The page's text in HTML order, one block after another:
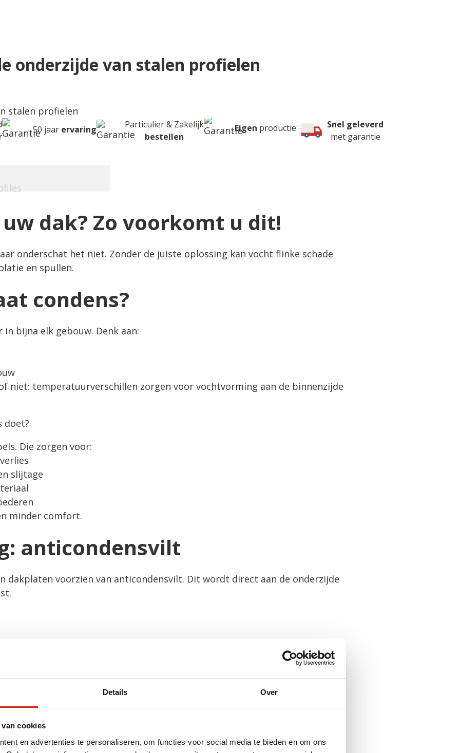
Details Over
cookies
en advertenties te personaliseren, om functies voor social media te bieden en om ons
onderzijde van stalen profielen
stalen profielen
50 jaar ervaring
Particulier & Zakelijk
bestellen
Eigen productie
Snel geleverd
met garantie
dak? Zo voorkomt u dit!
onderschat het niet. Zonder de juiste oplossing kan vocht flinke schade
en spullen.
condens?
bijna elk gebouw. Denk aan:
niet: temperatuurverschillen zorgen voor vochtvorming aan de binnenzijde
doet?
Die zorgen voor:
slijtage
minder comfort.
anticondensvilt
dakplaten voorzien van anticondensvilt. Dit wordt direct aan de onderzijde
vezelstructuur die vocht opvangt.
Dan geeft het vilt het vocht weer af als damp.